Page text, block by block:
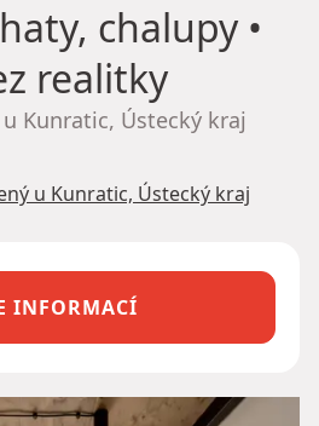
chalupy•
realitky
Kunratic, Ústecký kraj
u Kunratic, Ústecký kraj
INFORMACÍ